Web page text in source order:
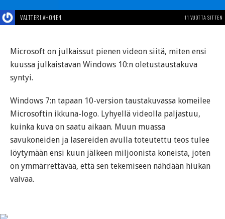
VALTTERI AHONEN 11 VUOTTA SITTEN
Microsoft on julkaissut pienen videon siitä, miten ensi
kuussa julkaistavan Windows 10:n oletustaustakuva
syntyi.
Windows 7:n tapaan 10-version taustakuvassa komeilee
Microsoftin ikkuna-logo. Lyhyellä videolla paljastuu,
kuinka kuva on saatu aikaan. Muun muassa
savukoneiden ja lasereiden avulla toteutettu teos tulee
löytymään ensi kuun jälkeen miljoonista koneista, joten
on ymmärrettävää, että sen tekemiseen nähdään hiukan
vaivaa.